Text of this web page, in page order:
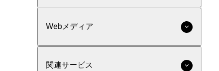
Webメディア
関連サービス